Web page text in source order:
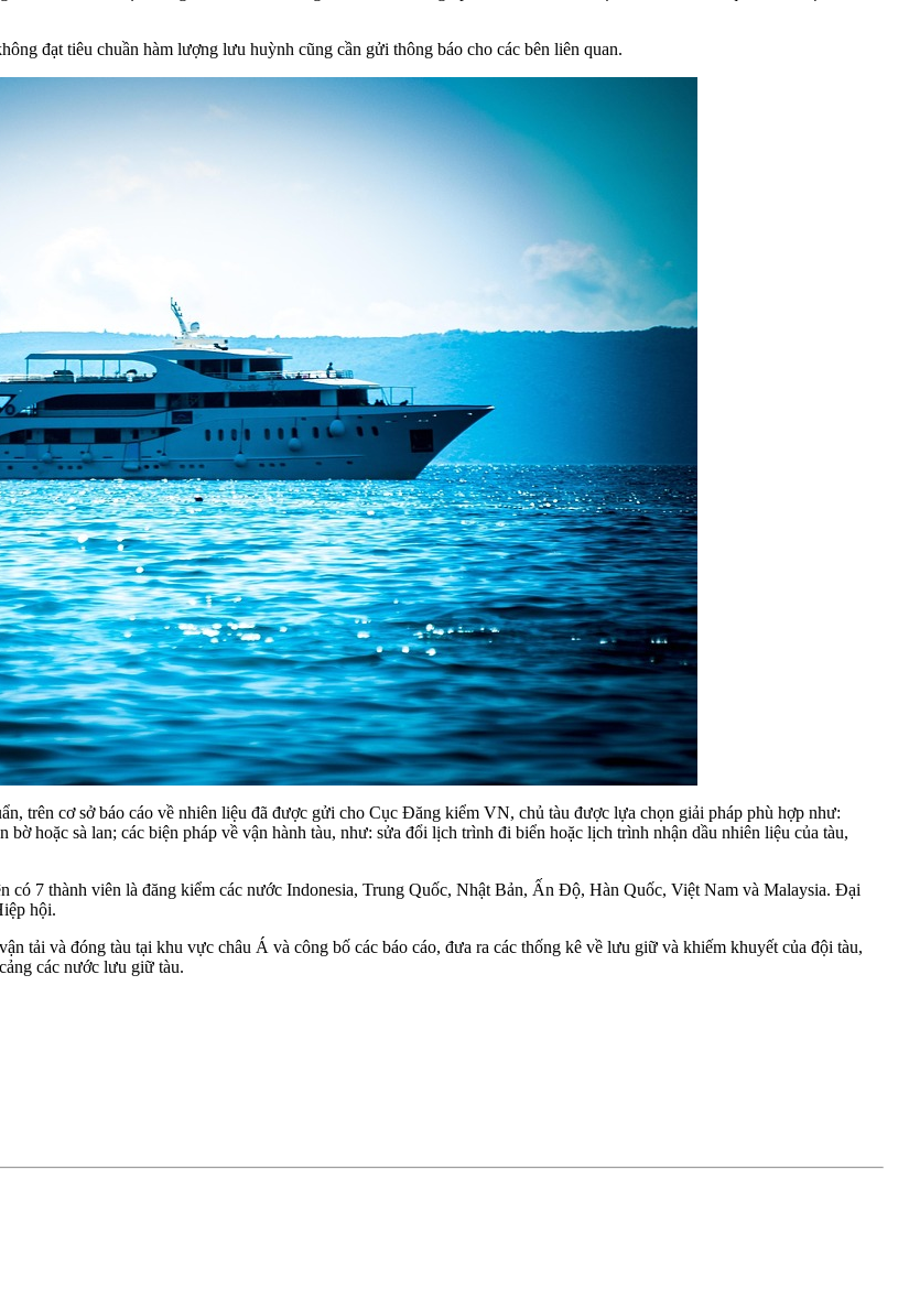
đạt tiêu chuần hàm lượng lưu huỳnh cũng cần gửi thông báo cho các bên liên quan.
trên cơ sở báo cáo về nhiên liệu đã được gửi cho Cục Đăng kiểm VN, chủ tàu được lựa chọn giải pháp phù hợp như:
hoặc sà lan; các biện pháp về vận hành tàu, như: sửa đổi lịch trình đi biển hoặc lịch trình nhận dầu nhiên liệu của tàu,
7 thành viên là đăng kiểm các nước Indonesia, Trung Quốc, Nhật Bản, Ấn Độ, Hàn Quốc, Việt Nam và Malaysia. Đại
hội.
tải và đóng tàu tại khu vực châu Á và công bố các báo cáo, đưa ra các thống kê về lưu giữ và khiếm khuyết của đội tàu,
các nước lưu giữ tàu.